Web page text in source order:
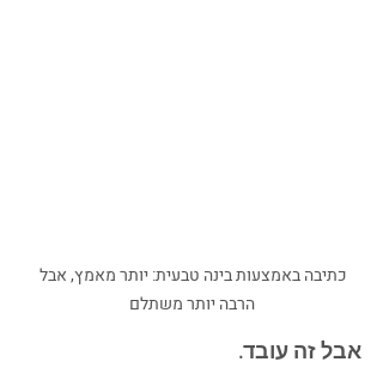
כתיבה באמצעות בינה טבעית: יותר מאמץ, אבל
הרבה יותר משתלם
אבל זה עובד.